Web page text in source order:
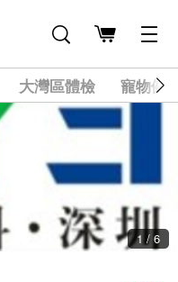
大灣區體檢 寵物健
2 / 6